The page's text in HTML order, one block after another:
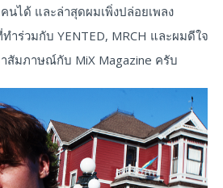
นได้ และล่าสุดผมเพิ่งปล่อยเพลง
ทำร่วมกับ YENTED, MRCH และผมดีใจ
สัมภาษณ์กับ MiX Magazine ครับ